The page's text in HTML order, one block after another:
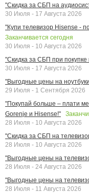
"Скидка за СБП на
30 Июля - 17 Августа 2026
"Купи телевизор Hisense -
Заканчивается сегодня
30 Июля - 10 Августа 2026
"Скидка за СБП при
30 Июля - 17 Августа 2026
"Выгодные цены на
29 Июля - 1 Сентября 2026
"Покупай больше – плати
Gorenje и Hisense!"
28 Июля - 10 Августа 2026
"Скидка за СБП на
28 Июля - 10 Августа 2026
"Выгодные цены на
28 Июля - 24 Августа 2026
"Выгодные цены на
28 Июля - 11 Августа 2026